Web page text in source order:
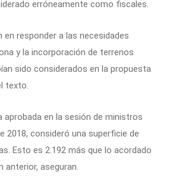
erróneamente como fiscales.
en responder a las necesidades
y la incorporación de terrenos
sido considerados en la propuesta
texto.
aprobada en la sesión de ministros
2018, consideró una superficie de
Esto es 2.192 más que lo acordado
anterior, aseguran.